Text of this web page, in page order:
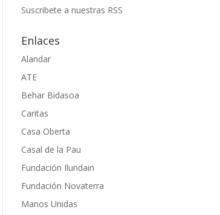
Suscribete a nuestras RSS
Enlaces
Alandar
ATE
Behar Bidasoa
Caritas
Casa Oberta
Casal de la Pau
Fundación Ilundain
Fundación Novaterra
Manos Unidas